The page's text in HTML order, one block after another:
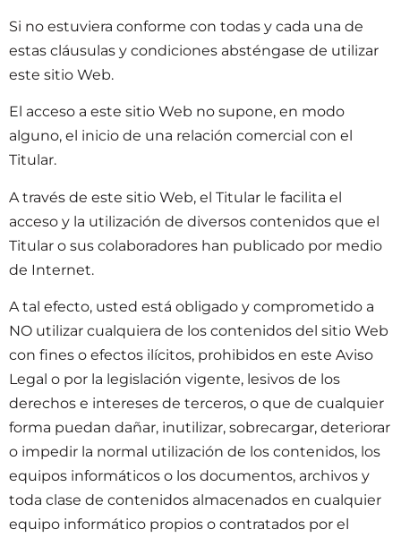
Si no estuviera conforme con todas y cada una de
estas cláusulas y condiciones absténgase de utilizar
este sitio Web.
El acceso a este sitio Web no supone, en modo
alguno, el inicio de una relación comercial con el
Titular.
A través de este sitio Web, el Titular le facilita el
acceso y la utilización de diversos contenidos que el
Titular o sus colaboradores han publicado por medio
de Internet.
A tal efecto, usted está obligado y comprometido a
NO utilizar cualquiera de los contenidos del sitio Web
con fines o efectos ilícitos, prohibidos en este Aviso
Legal o por la legislación vigente, lesivos de los
derechos e intereses de terceros, o que de cualquier
forma puedan dañar, inutilizar, sobrecargar, deteriorar
o impedir la normal utilización de los contenidos, los
equipos informáticos o los documentos, archivos y
toda clase de contenidos almacenados en cualquier
equipo informático propios o contratados por el